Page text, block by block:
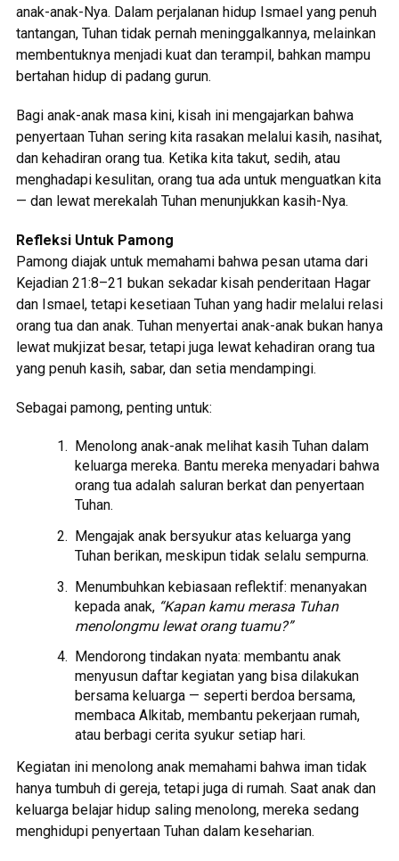
anak-anak-Nya. Dalam perjalanan hidup Ismael yang penuh
tantangan, Tuhan tidak pernah meninggalkannya, melainkan
membentuknya menjadi kuat dan terampil, bahkan mampu
bertahan hidup di padang gurun.
Bagi anak-anak masa kini, kisah ini mengajarkan bahwa
penyertaan Tuhan sering kita rasakan melalui kasih, nasihat,
dan kehadiran orang tua. Ketika kita takut, sedih, atau
menghadapi kesulitan, orang tua ada untuk menguatkan kita
— dan lewat merekalah Tuhan menunjukkan kasih-Nya.
Refleksi Untuk Pamong
Pamong diajak untuk memahami bahwa pesan utama dari
Kejadian 21:8–21 bukan sekadar kisah penderitaan Hagar
dan Ismael, tetapi kesetiaan Tuhan yang hadir melalui relasi
orang tua dan anak. Tuhan menyertai anak-anak bukan hanya
lewat mukjizat besar, tetapi juga lewat kehadiran orang tua
yang penuh kasih, sabar, dan setia mendampingi.
Sebagai pamong, penting untuk:
Menolong anak-anak melihat kasih Tuhan dalam
keluarga mereka. Bantu mereka menyadari bahwa
orang tua adalah saluran berkat dan penyertaan
Tuhan.
Mengajak anak bersyukur atas keluarga yang
Tuhan berikan, meskipun tidak selalu sempurna.
Menumbuhkan kebiasaan reflektif: menanyakan
kepada anak, “Kapan kamu merasa Tuhan
menolongmu lewat orang tuamu?”
Mendorong tindakan nyata: membantu anak
menyusun daftar kegiatan yang bisa dilakukan
bersama keluarga — seperti berdoa bersama,
membaca Alkitab, membantu pekerjaan rumah,
atau berbagi cerita syukur setiap hari.
Kegiatan ini menolong anak memahami bahwa iman tidak
hanya tumbuh di gereja, tetapi juga di rumah. Saat anak dan
keluarga belajar hidup saling menolong, mereka sedang
menghidupi penyertaan Tuhan dalam keseharian.